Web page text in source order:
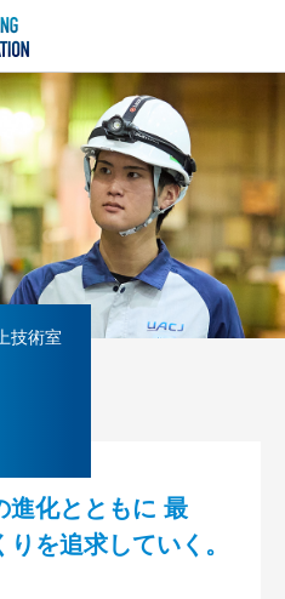
技術室
進化とともに 最
を追求していく。